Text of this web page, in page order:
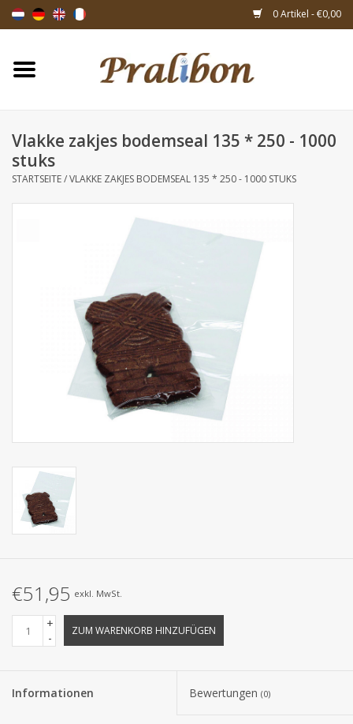
0 Artikel - €0,00
Startseite
Taschen & Beuteln
Verpackungsmaterialien
Kollektionen
Vlakke zakjes bodemseal 135 * 250 - 1000
stuks
STARTSEITE/VLAKKE ZAKJES BODEMSEAL 135 * 250 - 1000 STUKS
€51,95 exkl. MwSt.
+
-
ZUM WARENKORB HINZUFÜGEN
Informationen Bewertungen (0)